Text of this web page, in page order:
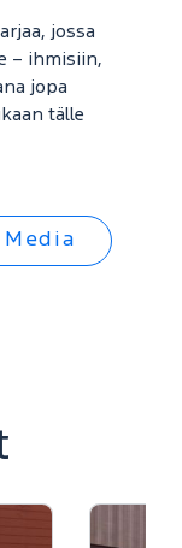
jossa
– ihmisiin,
jopa
tälle
Media